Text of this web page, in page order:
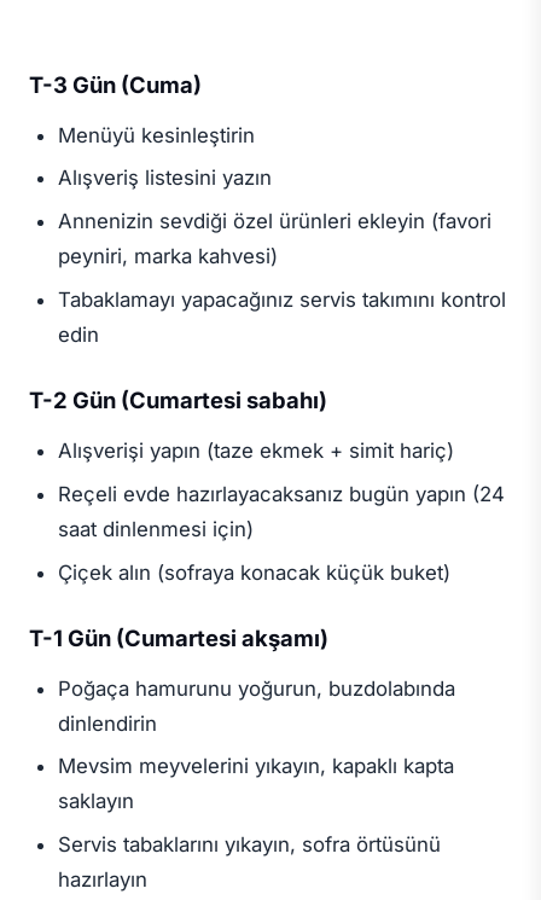
T-3 Gün (Cuma)
Menüyü kesinleştirin
Alışveriş listesini yazın
Annenizin sevdiği özel ürünleri ekleyin (favori
peyniri, marka kahvesi)
Tabaklamayı yapacağınız servis takımını kontrol
edin
T-2 Gün (Cumartesi sabahı)
Alışverişi yapın (taze ekmek + simit hariç)
Reçeli evde hazırlayacaksanız bugün yapın (24
saat dinlenmesi için)
Çiçek alın (sofraya konacak küçük buket)
T-1 Gün (Cumartesi akşamı)
Poğaça hamurunu yoğurun, buzdolabında
dinlendirin
Mevsim meyvelerini yıkayın, kapaklı kapta
saklayın
Servis tabaklarını yıkayın, sofra örtüsünü
hazırlayın